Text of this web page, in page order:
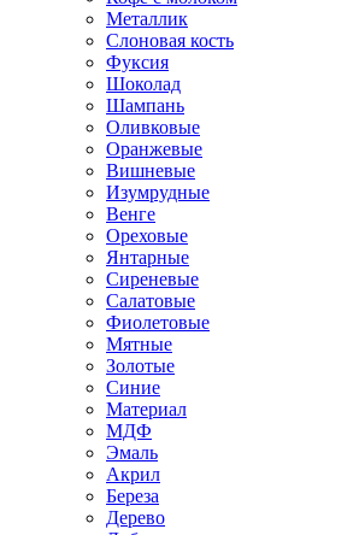
Металлик
Слоновая кость
Фуксия
Шоколад
Шампань
Оливковые
Оранжевые
Вишневые
Изумрудные
Венге
Ореховые
Янтарные
Сиреневые
Салатовые
Фиолетовые
Мятные
Золотые
Синие
Материал
МДФ
Эмаль
Акрил
Береза
Дерево